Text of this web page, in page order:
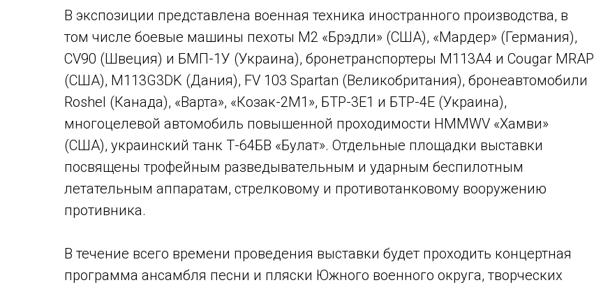
В экспозиции представлена военная техника иностранного производства, в
том числе боевые машины пехоты М2 «Брэдли» (США), «Мардер» (Германия),
CV90 (Швеция) и БМП-1У (Украина), бронетранспортеры М113А4 и Cougar MRAP
(США), М113G3DK (Дания), FV 103 Spartan (Великобритания), бронеавтомобили
Roshel (Канада), «Варта», «Козак-2М1», БТР-3Е1 и БТР-4Е (Украина),
многоцелевой автомобиль повышенной проходимости HMMWV «Хамви»
(США), украинский танк Т-64БВ «Булат». Отдельные площадки выставки
посвящены трофейным разведывательным и ударным беспилотным
летательным аппаратам, стрелковому и противотанковому вооружению
противника.
В течение всего времени проведения выставки будет проходить концертная
программа ансамбля песни и пляски Южного военного округа, творческих